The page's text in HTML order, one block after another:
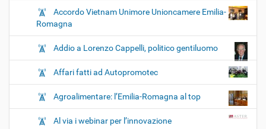
Accordo Vietnam Unimore Unioncamere Emilia-
Romagna
Addio a Lorenzo Cappelli, politico gentiluomo
Affari fatti ad Autopromotec
Agroalimentare: l’Emilia-Romagna al top
Al via i webinar per l’innovazione